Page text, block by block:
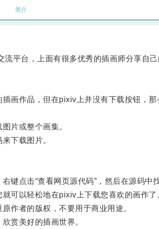
简介
台，上面有很多优秀的插画师分享自己
作品，但在pixiv上并没有下载按钮，
片或整个画集。
下载图片。
点击“查看网页源代码”，然后在源码中
以轻松地在pixiv上下载您喜欢的画作了
者的版权，不要用于商业用途。
赏美好的插画世界。